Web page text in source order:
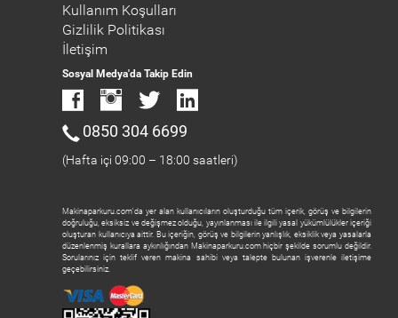
Kullanım Koşulları
Gizlilik Politikası
İletişim
Sosyal Medya'da Takip Edin
0850 304 6699
(Hafta içi 09:00 – 18:00 saatleri)
Makinaparkuru.com'da yer alan kullanıcıların oluşturduğu tüm içerik, görüş ve bilgilerin
doğruluğu, eksiksiz ve değişmez olduğu, yayınlanması ile ilgili yasal yükümlülükler içeriği
oluşturan kullanıcıya aittir. Bu içeriğin, görüş ve bilgilerin yanlışlık, eksiklik veya yasalarla
düzenlenmiş kurallara aykırılığından Makinaparkuru.com hiçbir şekilde sorumlu değildir.
Sorularınız için teklif veren makina sahibi veya talepte bulunan işverenle iletişime
geçebilirsiniz.